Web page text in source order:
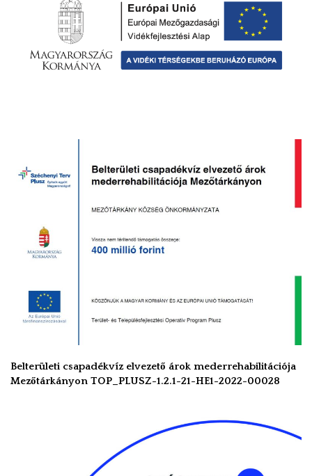
Belterületi csapadékvíz elvezető árok mederrehabilitációja
Mezőtárkányon TOP_PLUSZ-1.2.1-21-HE1-2022-00028